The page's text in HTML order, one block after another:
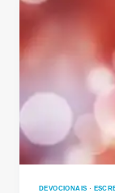
DEVOCIONAIS ·